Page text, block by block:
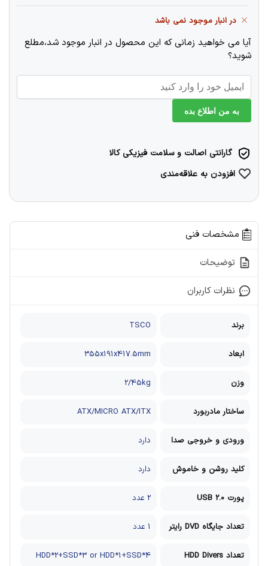
در انبار موجود نمی باشد
آیا می خواهید زمانی که این محصول در انبار موجود شد،مطلع
شوید؟
به من اطلاع بده
گارانتی اصالت و سلامت فیزیکی کالا
افزودن به علاقه‌مندی
مشخصات فنی
توضیحات
نظرات کاربران
برند TSCO
ابعاد 355x191x417.5mm
وزن 2/45kg
ساختار مادربورد ATX/MICRO ATX/ITX
ورودی و خروجی صدا دارد
کلید روشن و خاموش دارد
پورت USB 2.0 2 عدد
تعداد جایگاه DVD رایتر 1 عدد
تعداد HDD Divers HDD*2+SSD*3 or HDD*1+SSD*4